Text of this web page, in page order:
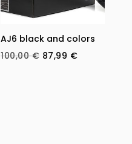
AJ6 black and colors
100,00€ Original
87,99 €Current